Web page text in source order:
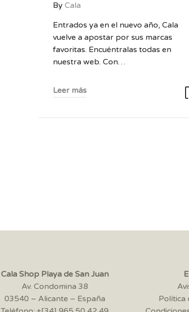
By Cala
Entrados ya en el nuevo año, Cala
vuelve a apostar por sus marcas
favoritas. Encuéntralas todas en
nuestra web. Con…
Leer más
Cala Shop Playa de San Juan
Av. Condomina 38
03540 – Alicante – España
Política